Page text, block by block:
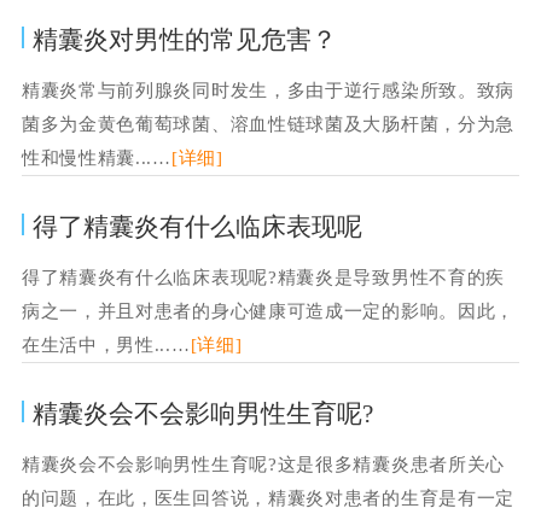
精囊炎对男性的常见危害？
精囊炎常与前列腺炎同时发生，多由于逆行感染所致。致病
菌多为金黄色葡萄球菌、溶血性链球菌及大肠杆菌，分为急
性和慢性精囊...…[详细]
得了精囊炎有什么临床表现呢
得了精囊炎有什么临床表现呢?精囊炎是导致男性不育的疾
病之一，并且对患者的身心健康可造成一定的影响。因此，
在生活中，男性...…[详细]
精囊炎会不会影响男性生育呢?
精囊炎会不会影响男性生育呢?这是很多精囊炎患者所关心
的问题，在此，医生回答说，精囊炎对患者的生育是有一定